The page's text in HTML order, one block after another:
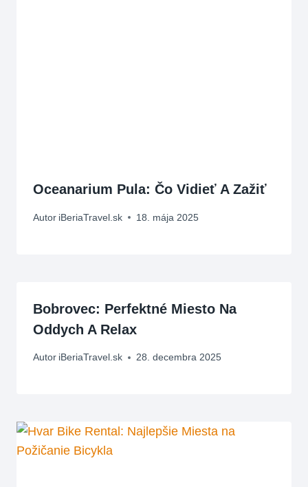
Oceanarium Pula: Čo Vidieť A Zažiť
Autor iBeriaTravel.sk 18. mája 2025
Bobrovec: Perfektné Miesto Na
Oddych A Relax
Autor iBeriaTravel.sk 28. decembra 2025